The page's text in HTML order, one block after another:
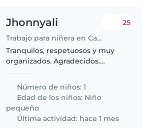
Jhonnyali
Trabajo para niñera en Caracas
25
Tranquilos, respetuosos y muy
organizados. Agradecidos.
atención de la niña y estimular
sus juegos. Y estar atenta de sus
cosas personales. Necesitamos
buena..
Número de niños: 1
Edad de los niños: Niño
pequeño
Última actividad: hace 1 mes